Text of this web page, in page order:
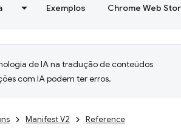
Exemplos Chrome Web
de IA na tradução de conteúdos
com IA podem ter erros.
Manifest V2 Reference